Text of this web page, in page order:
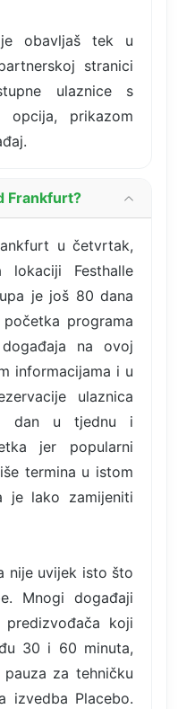
obavljaš tek u
stranici
ulaznice s
prikazom
Frankfurt?
u četvrtak,
Festhalle
je još 80 dana
programa
na ovoj
informacijama i u
ulaznica
dan u tjednu i
jer popularni
termina u istom
je lako zamijeniti
nije uvijek isto što
Mnogi događaji
koji
30 i 60 minuta,
za tehničku
izvedba Placebo.